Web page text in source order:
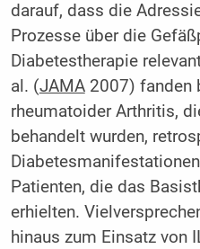
darauf, dass die
Prozesse über die
Diabetestherapie
al. (JAMA2007) fanden
rheumatoider Arthritis,
behandelt wurden,
Patienten, die das
erhielten.
hinaus zum Einsatz von